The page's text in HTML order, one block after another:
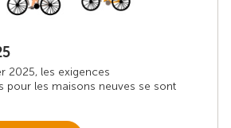
2025, les exigences
pour les maisons neuves se sont